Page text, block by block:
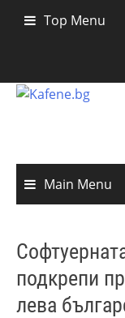
Top Menu
Main Menu
подкрепи
лева